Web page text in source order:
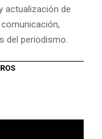
actualización de
del periodismo.